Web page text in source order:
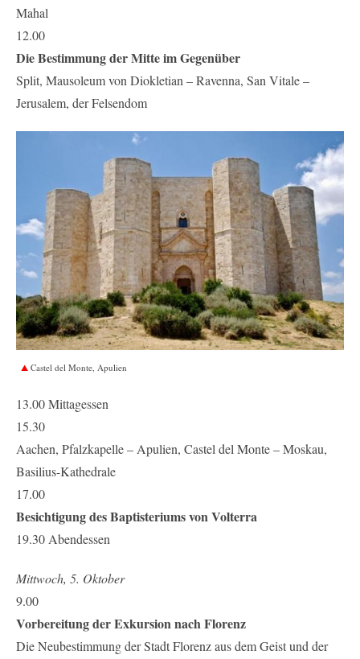
Mahal
12.00
Die Bestimmung der Mitte im Gegenüber
Split, Mausoleum von Diokletian – Ravenna, San Vitale –
Jerusalem, der Felsendom
Castel del Monte, Apulien
13.00 Mittagessen
15.30
Aachen, Pfalzkapelle – Apulien, Castel del Monte – Moskau,
Basilius-Kathedrale
17.00
Besichtigung des Baptisteriums von Volterra
19.30 Abendessen
Mittwoch, 5. Oktober
9.00
Vorbereitung der Exkursion nach Florenz
Die Neubestimmung der Stadt Florenz aus dem Geist und der